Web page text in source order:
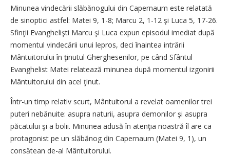
Minunea vindecării slăbănogului din Capernaum este relatată
de sinoptici astfel: Matei 9, 1-8; Marcu 2, 1-12 şi Luca 5, 17-26.
Sfinţii Evanghelişti Marcu şi Luca expun episodul imediat după
momentul vindecării unui lepros, deci înaintea intrării
Mântuitorului în ţinutul Gherghesenilor, pe când Sfântul
Evanghelist Matei relatează minunea după momentul izgonirii
Mântuitorului din acel ţinut.
Într-un timp relativ scurt, Mântuitorul a revelat oamenilor trei
puteri nebănuite: asupra naturii, asupra demonilor şi asupra
păcatului şi a bolii. Minunea adusă în atenţia noastră îl are ca
protagonist pe un slăbănog din Capernaum (Matei 9, 1), un
consătean de-al Mântuitorului.